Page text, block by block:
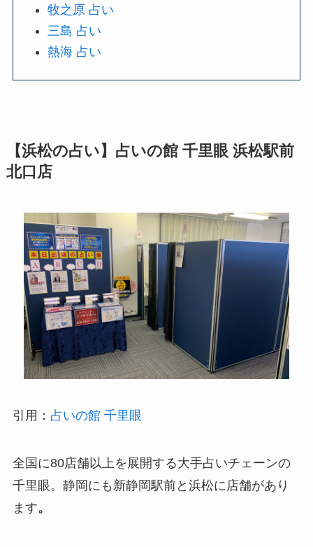
牧之原 占い
三島 占い
熱海 占い
【浜松の占い】占いの館 千里眼 浜松駅前
北口店
引用： 占いの館 千里眼
全国に80店舗以上を展開する大手占いチェーンの
千里眼。静岡にも新静岡駅前と浜松に店舗があり
ます。